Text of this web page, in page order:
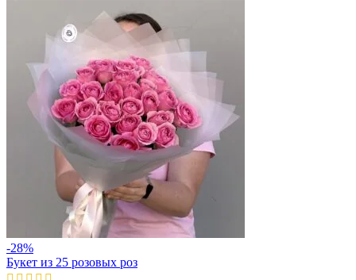
-28%
Букет из 25 розовых роз